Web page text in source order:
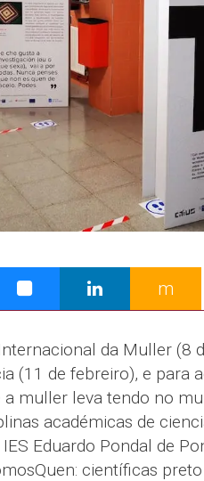
m
da Muller (8
(11 de febreiro), e para
muller leva tendo no
académicas de
Eduardo Pondal de
científicas preto